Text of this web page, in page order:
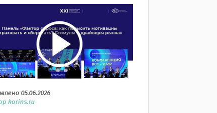
05.06.2026
korins.ru